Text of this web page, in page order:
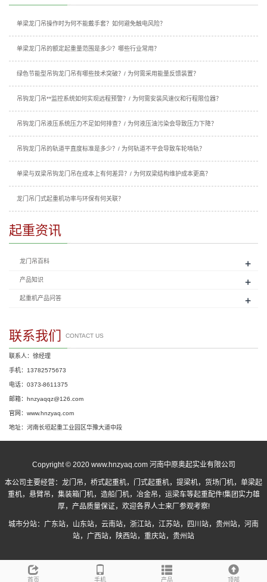
单梁龙门吊操作时为何不能戴手套？如何避免触电风险？
单梁龙门吊的额定起重量范围是多少？哪些行业常用？
绿色节能型吊钩龙门吊有哪些技术突破？/ 为何需采用能量反馈装置？
吊钩龙门吊**监控系统如何实现远程预警？/ 为何需安装风速仪和行程限位器？
吊钩龙门吊液压系统压力不足如何排查？/ 为何液压油污染会导致压力下降？
吊钩龙门吊的轨道平直度标准是多少？/ 为何轨道不平会导致车轮啃轨？
单梁与双梁吊钩龙门吊在成本上有何差异？/ 为何双梁结构维护成本更高？
龙门吊门式起重机功率与环保有何关联？
起重资讯
龙门吊百科 +
产品知识 +
起重机产品问答 +
联系我们 CONTACT US
联系人：徐经理
手机：13782575673
电话：0373-8611375
邮箱：hnzyaqqz@126.com
官网：www.hnzyaq.com
地址：河南长垣起重工业园区华豫大道中段
首页 手机 产品 顶部
Copyright © 2020 www.hnzyaq.com 河南中原奥起实业有限公司
本公司主要经营： 龙门吊 ， 桥式起重机， 门式起重机，提梁机，货场门机，单梁起
重机，悬臂吊，集装箱门机，造船门机，冶金吊，运梁车等起重配件!集团实力雄
厚，产品质量保证，欢迎各界人士来厂参观考察!
城市分站： 广东站， 山东站， 云南站， 浙江站， 江苏站， 四川站， 贵州站， 河南
站， 广西站， 陕西站， 重庆站， 贵州站